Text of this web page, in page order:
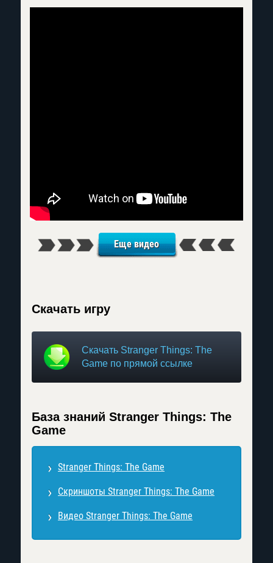
Еще видео
Скачать игру
Скачать Stranger Things: The
Game по прямой ссылке
База знаний Stranger Things: The
Game
Stranger Things: The Game
Скриншоты Stranger Things: The Game
Видео Stranger Things: The Game